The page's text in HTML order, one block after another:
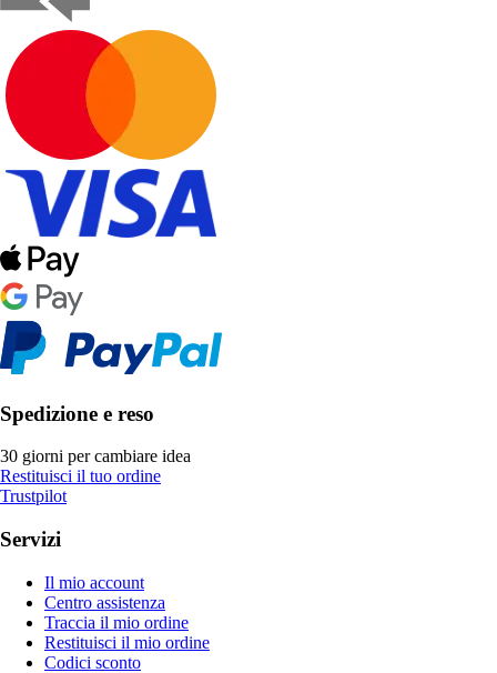
Spedizione e reso
30 giorni per cambiare idea
Restituisci il tuo ordine
Trustpilot
Servizi
Il mio account
Centro assistenza
Traccia il mio ordine
Restituisci il mio ordine
Codici sconto